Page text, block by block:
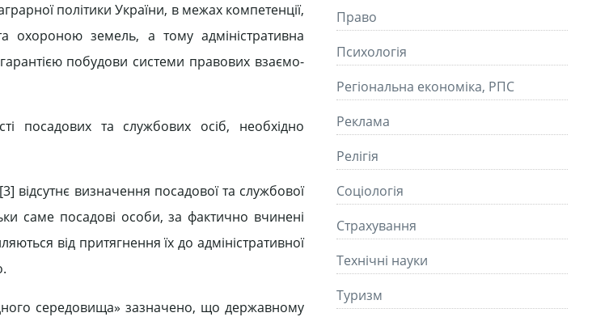
політики Украї­ни, в межах компетенції,
охороною земель, а тому адміністративна
гарантією побудови системи правових взаємо­
посадових та службових осіб, не­обхідно
відсутнє визначення поса­дової та службової
саме посадові особи, за фактично вчинені
від притягнення їх до адміністратив­ної
середовища» зазначено, що державному
Право
Психологія
Регіональна економіка, РПС
Реклама
Релігія
Соціологія
Страхування
Технічні науки
Туризм